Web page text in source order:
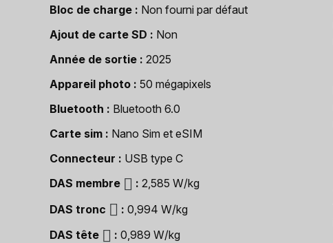
Bloc de charge
Non fourni par défaut
Ajout de carte SD
Non
Année de sortie
2025
Appareil photo
50 mégapixels
Bluetooth
Bluetooth 6.0
Carte sim
Nano Sim et eSIM
Connecteur
USB type C
DAS membre
2,585 W/kg
DAS tronc
0,994 W/kg
DAS tête
0,989 W/kg